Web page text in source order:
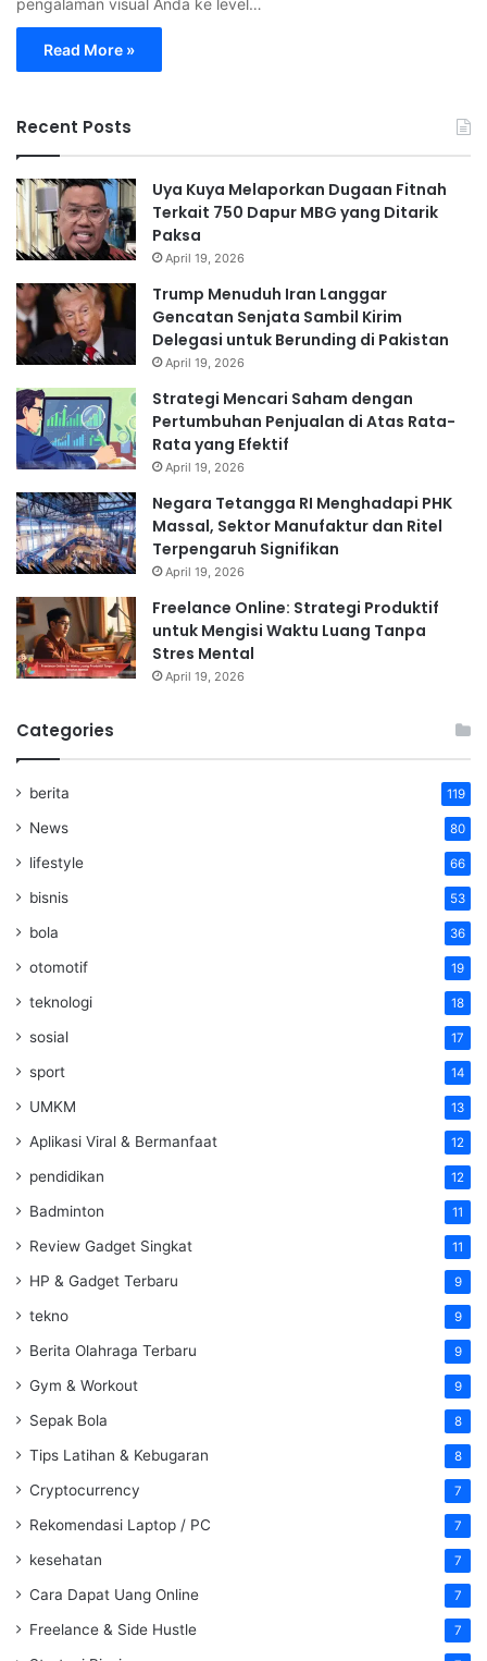
pengalaman visual Anda ke level…
Read More »
Recent Posts
Uya Kuya Melaporkan Dugaan Fitnah
Terkait 750 Dapur MBG yang Ditarik
Paksa
April 19, 2026
Trump Menuduh Iran Langgar
Gencatan Senjata Sambil Kirim
Delegasi untuk Berunding di Pakistan
April 19, 2026
Strategi Mencari Saham dengan
Pertumbuhan Penjualan di Atas Rata-
Rata yang Efektif
April 19, 2026
Negara Tetangga RI Menghadapi PHK
Massal, Sektor Manufaktur dan Ritel
Terpengaruh Signifikan
April 19, 2026
Freelance Online: Strategi Produktif
untuk Mengisi Waktu Luang Tanpa
Stres Mental
April 19, 2026
Categories
berita 119
News 80
lifestyle 66
bisnis 53
bola 36
otomotif 19
teknologi 18
sosial 17
sport 14
UMKM 13
Aplikasi Viral & Bermanfaat 12
pendidikan 12
Badminton 11
Review Gadget Singkat 11
HP & Gadget Terbaru 9
tekno 9
Berita Olahraga Terbaru 9
Gym & Workout 9
Sepak Bola 8
Tips Latihan & Kebugaran 8
Cryptocurrency 7
Rekomendasi Laptop / PC 7
kesehatan 7
Cara Dapat Uang Online 7
Freelance & Side Hustle 7